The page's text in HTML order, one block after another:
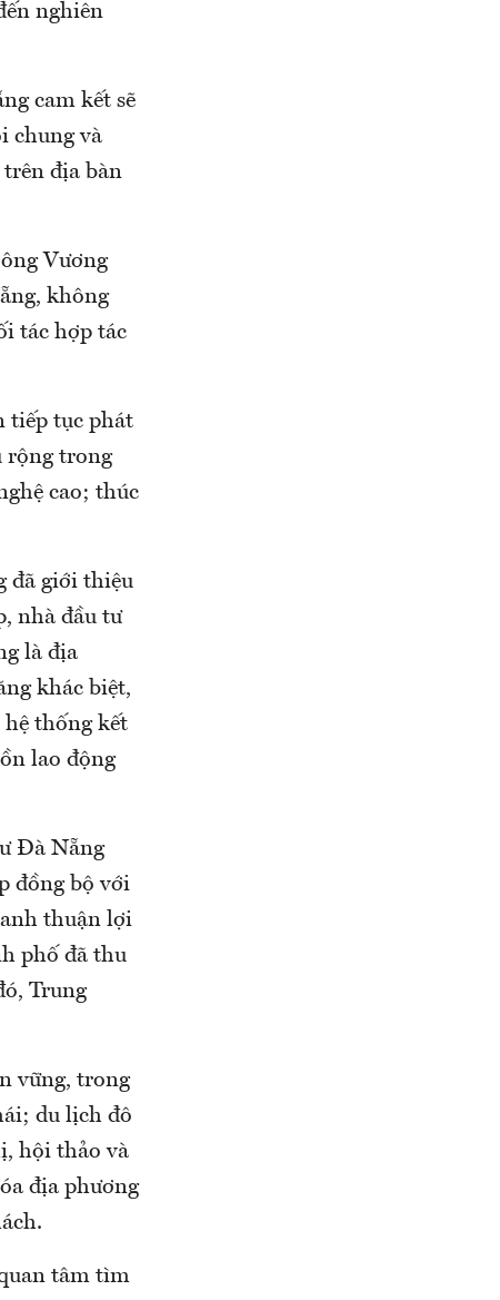
nghiên
cam kết sẽ
chung và
địa bàn
Vương
không
tác hợp tác
tiếp tục phát
rộng trong
cao; thúc
đã giới thiệu
nhà đầu tư
là địa
khác biệt,
thống kết
lao động
Đà Nẵng
đồng bộ với
thuận lợi
phố đã thu
Trung
vững, trong
du lịch đô
hội thảo và
địa phương
tâm tìm